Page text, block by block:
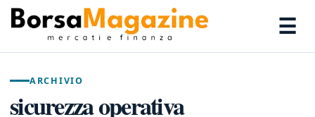
☰
ARCHIVIO
sicurezza operativa